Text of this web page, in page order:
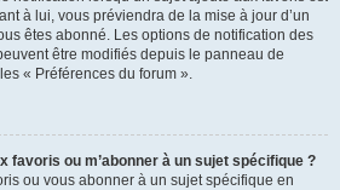
à lui, vous préviendra de la mise à jour d’un
êtes abonné. Les options de notification des
être modifiés depuis le panneau de
« Préférences du forum ».
favoris ou m’abonner à un sujet spécifique ?
ou vous abonner à un sujet spécifique en